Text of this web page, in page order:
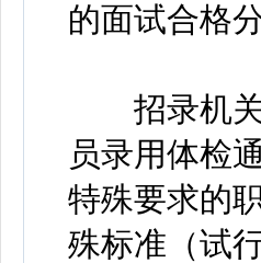
的面试合格
招录机关
员录用体检
特殊要求的
殊标准（试